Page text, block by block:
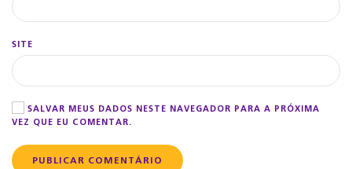
SITE
SALVAR MEUS DADOS NESTE NAVEGADOR PARA A PRÓXIMA
VEZ QUE EU COMENTAR.
PUBLICAR COMENTÁRIO